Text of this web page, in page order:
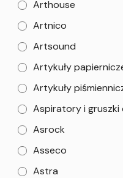
Arthouse
Artnico
Artsound
Artykuły
Artykuły
Aspiratory i gruszki
Asrock
Asseco
Astra